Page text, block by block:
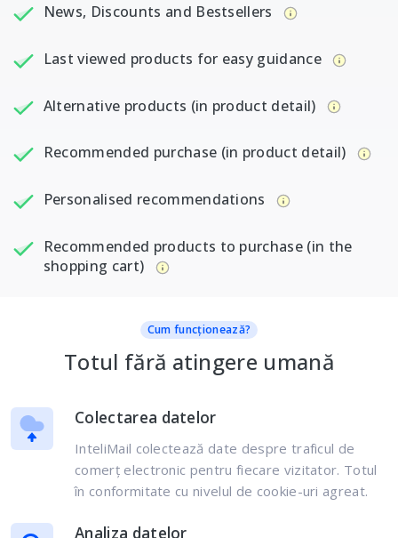
News, Discounts and Bestsellers
Last viewed products for easy guidance
Alternative products (in product detail)
Recommended purchase (in product detail)
Personalised recommendations
Recommended products to purchase (in the
shopping cart)
Cum funcționează?
Totul fără atingere umană
Colectarea datelor
InteliMail colectează date despre traficul de
comerț electronic pentru fiecare vizitator. Totul
în conformitate cu nivelul de cookie-uri agreat.
Analiza datelor